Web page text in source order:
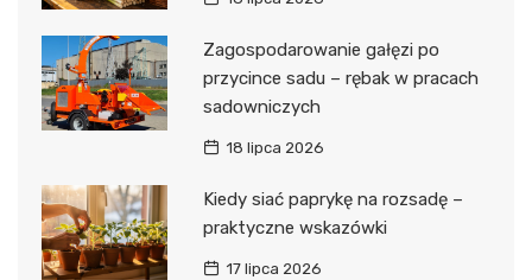
Zagospodarowanie gałęzi po
przycince sadu – rębak w pracach
sadowniczych
18 lipca 2026
Kiedy siać paprykę na rozsadę –
praktyczne wskazówki
17 lipca 2026